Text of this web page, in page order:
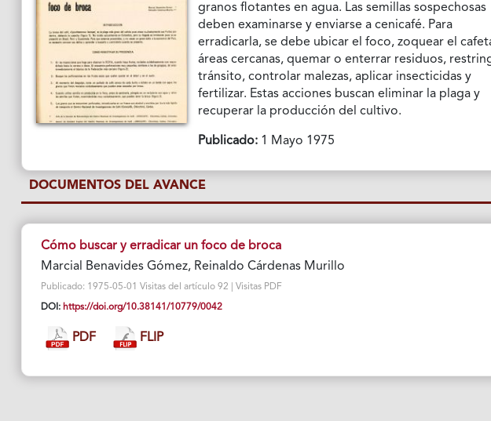
granos flotantes en agua. Las semillas sospechosas
deben examinarse y enviarse a cenicafé. Para
erradicarla, se debe ubicar el foco, zoquear el
áreas cercanas, quemar o enterrar residuos,
tránsito, controlar malezas, aplicar insecticidas y
fertilizar. Estas acciones buscan eliminar la plaga y
recuperar la producción del cultivo.
Publicado: 1 Mayo 1975
DOCUMENTOS DEL AVANCE
Cómo buscar y erradicar un foco de broca
Marcial Benavides Gómez, Reinaldo Cárdenas Murillo
Publicado: 1975-05-01 Visitas del artículo 92 | Visitas PDF
DOI: https://doi.org/10.38141/10779/0042
PDF FLIP